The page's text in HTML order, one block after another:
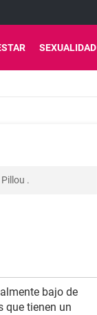
SEXUALIDAD
.
bajo de
que tienen un